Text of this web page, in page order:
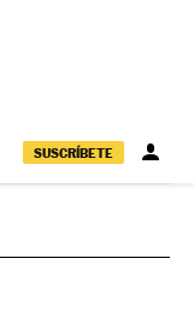
SUSCRÍBETE